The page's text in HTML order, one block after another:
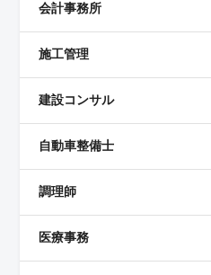
会計事務所
施工管理
建設コンサル
自動車整備士
調理師
医療事務